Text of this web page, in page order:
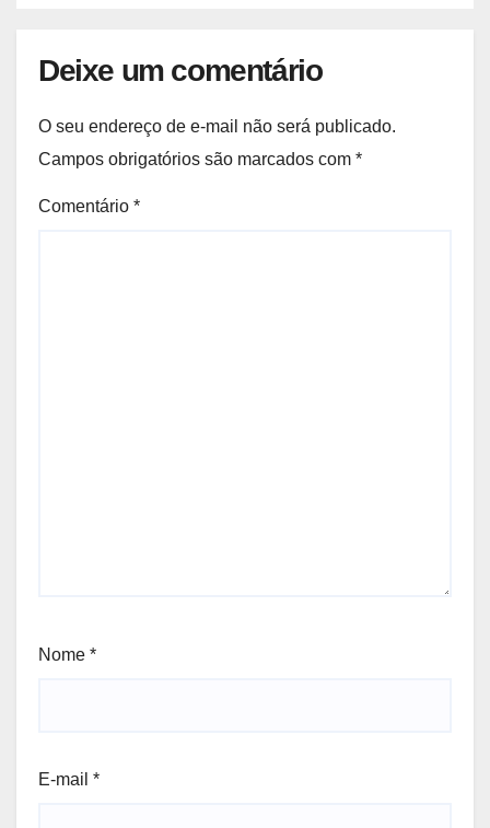
Deixe um comentário
O seu endereço de e-mail não será publicado.
Campos obrigatórios são marcados com *
Comentário *
Nome *
E-mail *